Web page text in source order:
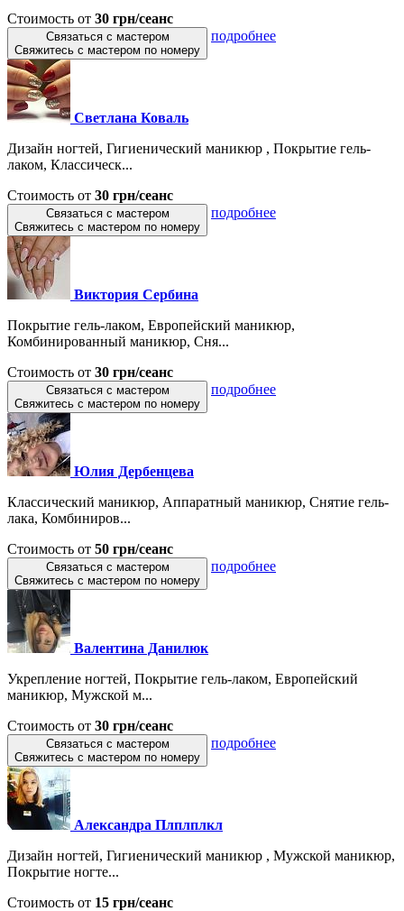
Стоимость от 30 грн/сеанс
Связаться с мастером
Свяжитесь с мастером по номеру
подробнее
Светлана Коваль
Дизайн ногтей, Гигиенический маникюр , Покрытие гель-
лаком, Классическ...
Стоимость от 30 грн/сеанс
Связаться с мастером
Свяжитесь с мастером по номеру
подробнее
Виктория Сербина
Покрытие гель-лаком, Европейский маникюр,
Комбинированный маникюр, Сня...
Стоимость от 30 грн/сеанс
Связаться с мастером
Свяжитесь с мастером по номеру
подробнее
Юлия Дербенцева
Классический маникюр, Аппаратный маникюр, Снятие гель-
лака, Комбиниров...
Стоимость от 50 грн/сеанс
Связаться с мастером
Свяжитесь с мастером по номеру
подробнее
Валентина Данилюк
Укрепление ногтей, Покрытие гель-лаком, Европейский
маникюр, Мужской м...
Стоимость от 30 грн/сеанс
Связаться с мастером
Свяжитесь с мастером по номеру
подробнее
Александра Плплплкл
Дизайн ногтей, Гигиенический маникюр , Мужской маникюр,
Покрытие ногте...
Стоимость от 15 грн/сеанс